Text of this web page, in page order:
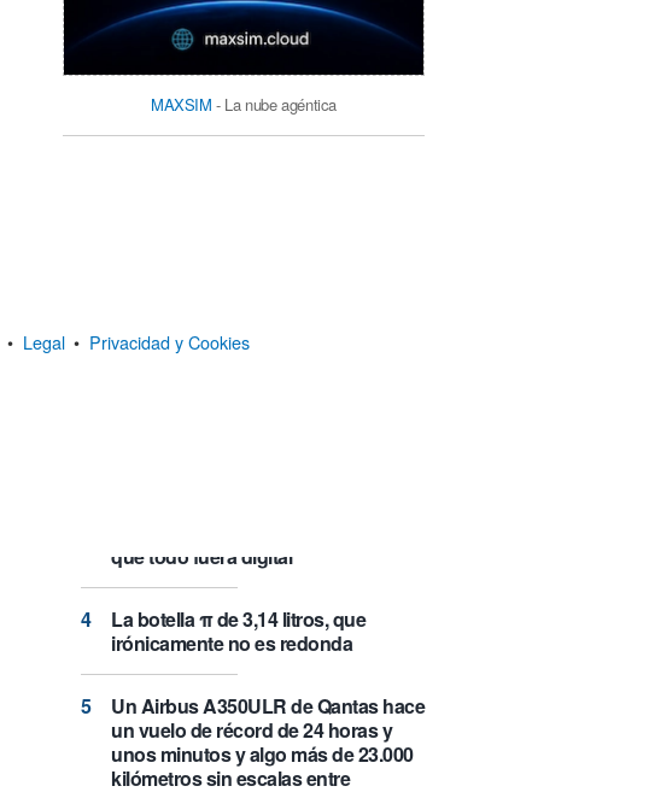
MAXSIM - La nube agéntica
Castlemap: un mapa con 6.412
que todo fuera digital
La botella π de 3,14 litros, que
irónicamente no es redonda
Un Airbus A350ULR de Qantas hace
un vuelo de récord de 24 horas y
unos minutos y algo más de 23.000
kilómetros sin escalas entre
• Legal • Privacidad y Cookies